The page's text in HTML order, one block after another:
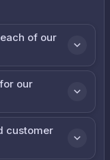
of our
our
customer